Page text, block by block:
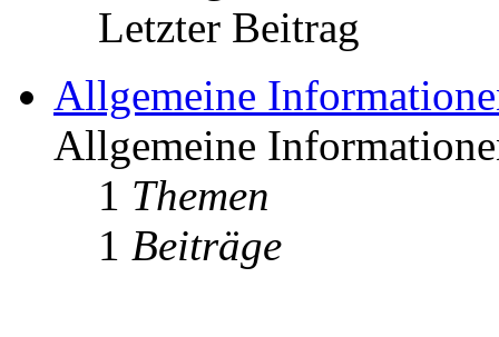
Letzter Beitrag
Allgemeine
Allgemeine
1 Themen
1 Beiträge